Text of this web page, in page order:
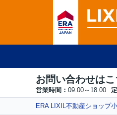
お問い合わせはこ
営業時間： 09:00～18:00
ERA LIXIL不動産ショップ